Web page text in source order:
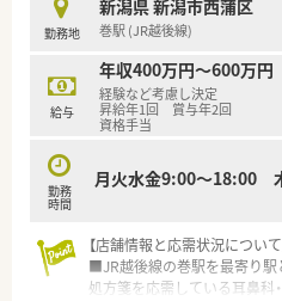
勤務地
新潟県 新潟市西蒲区
巻駅 (JR越後線)
給与
年収400万円～600万円
経験など考慮し決定
昇給年1回 賞与年2回
資格手当
勤務
時間
月火水金9:00～18:00
【店舗情報と応需状況について
■JR越後線の巻駅を最寄り駅
処方箋を応需している耳鼻科